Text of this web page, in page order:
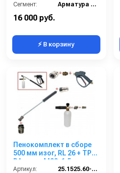
Сегмент:
Арматура высокого давления
Температура, C:
16 000 руб.
⚡ В корзину
Пенокомплект в сборе
500 мм изог, RL 26 + TPL
РА; вход М22х1,5ш.
Артикул:
25.1525.60-P26-TPL